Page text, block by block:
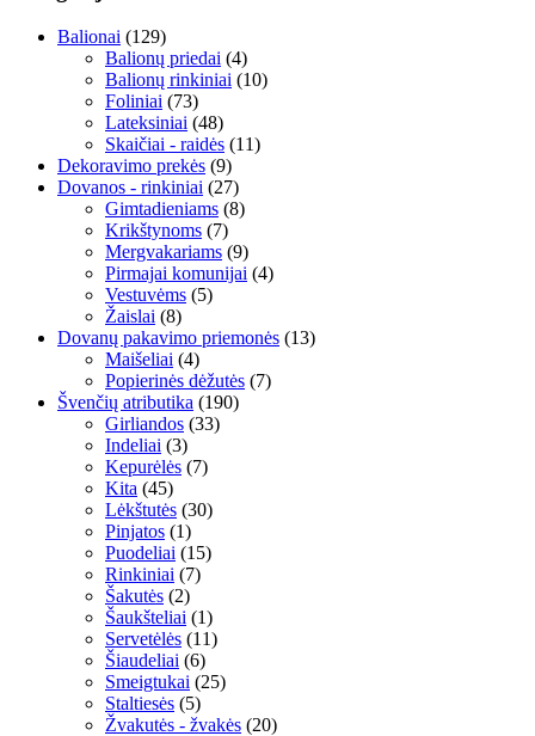
Balionai (129)
Balionų priedai (4)
Balionų rinkiniai (10)
Foliniai (73)
Lateksiniai (48)
Skaičiai - raidės (11)
Dekoravimo prekės (9)
Dovanos - rinkiniai (27)
Gimtadieniams (8)
Krikštynoms (7)
Mergvakariams (9)
Pirmajai komunijai (4)
Vestuvėms (5)
Žaislai (8)
Dovanų pakavimo priemonės (13)
Maišeliai (4)
Popierinės dėžutės (7)
Švenčių atributika (190)
Girliandos (33)
Indeliai (3)
Kepurėlės (7)
Kita (45)
Lėkštutės (30)
Pinjatos (1)
Puodeliai (15)
Rinkiniai (7)
Šakutės (2)
Šaukšteliai (1)
Servetėlės (11)
Šiaudeliai (6)
Smeigtukai (25)
Staltiesės (5)
Žvakutės - žvakės (20)